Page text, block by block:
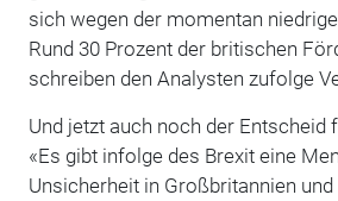
sich wegen der momentan
Rund 30 Prozent der britischen
schreiben den Analysten zufolge
Und jetzt auch noch der Entscheid
«Es gibt infolge des Brexit eine
Unsicherheit in Großbritannien